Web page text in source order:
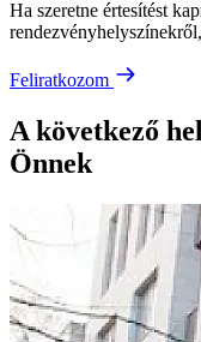
Ha szeretne értesítést
Feliratkozom
A következő
Önnek